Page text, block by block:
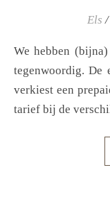
Els /
We hebben (bijna) allemaal een smartphone en internet
tegenwoordig. De
verkiest een
tarief bij de